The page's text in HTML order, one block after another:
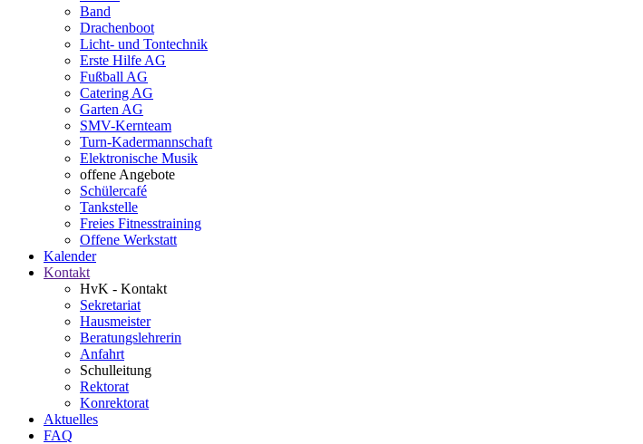
Band
Drachenboot
Licht- und Tontechnik
Erste Hilfe AG
Fußball AG
Catering AG
Garten AG
SMV-Kernteam
Turn-Kadermannschaft
Elektronische Musik
offene Angebote
Schülercafé
Tankstelle
Freies Fitnesstraining
Offene Werkstatt
Kalender
Kontakt
HvK - Kontakt
Sekretariat
Hausmeister
Beratungslehrerin
Anfahrt
Schulleitung
Rektorat
Konrektorat
Aktuelles
FAQ